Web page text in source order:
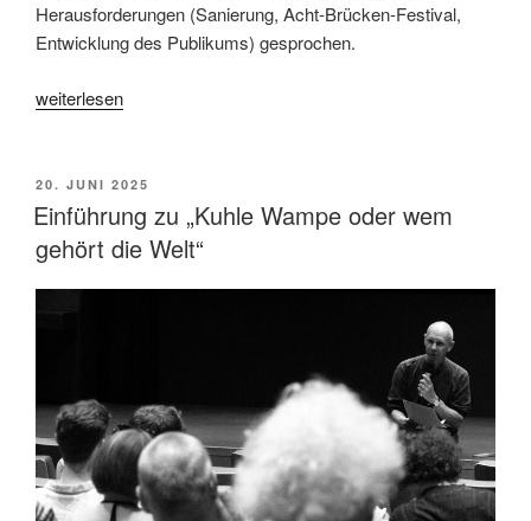
Herausforderungen (Sanierung, Acht-Brücken-Festival,
Entwicklung des Publikums) gesprochen.
„Gespräch
Bogusz-
Moore,
neuen
Intendantin
weiterlesen
VERÖFFENTLICHT
AM
20. JUNI 2025
Einführung zu „Kuhle Wampe oder wem
gehört die Welt“